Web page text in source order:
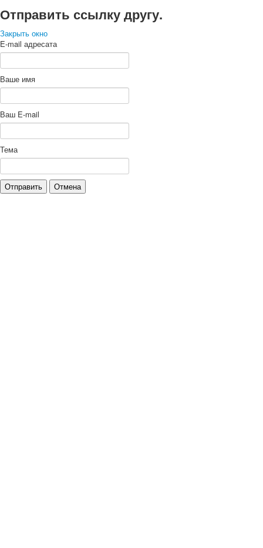
Отправить ссылку другу.
Закрыть окно
E-mail адресата
Ваше имя
Ваш E-mail
Тема
Отправить Отмена